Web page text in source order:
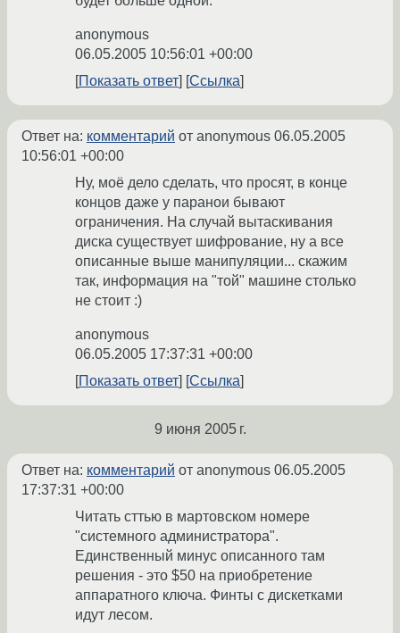
anonymous
06.05.2005 10:56:01 +00:00
Показать ответ
Ссылка
Ответ на: комментарий от anonymous 06.05.2005
10:56:01 +00:00
Ну, моё дело сделать, что просят, в конце
концов даже у паранои бывают
ограничения. На случай вытаскивания
диска существует шифрование, ну а все
описанные выше манипуляции... скажим
так, информация на "той" машине столько
не стоит :)
anonymous
06.05.2005 17:37:31 +00:00
Показать ответ
Ссылка
9 июня 2005 г.
Ответ на: комментарий от anonymous 06.05.2005
17:37:31 +00:00
Читать сттью в мартовском номере
"системного администратора".
Единственный минус описанного там
решения - это $50 на приобретение
аппаратного ключа. Финты с дискетками
идут лесом.